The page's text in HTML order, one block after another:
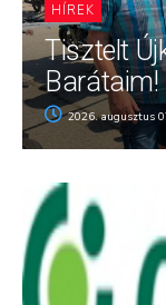
HÍREK
Tisztelt
Barátaim!
2026. augusztus